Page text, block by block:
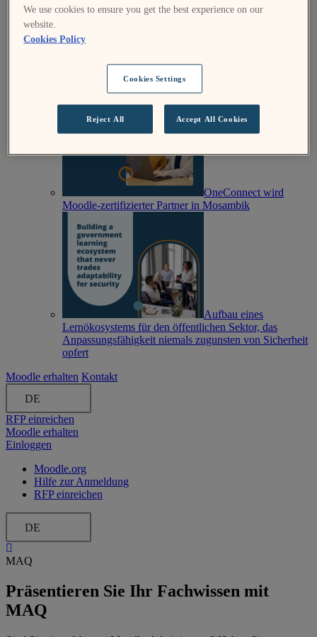
OneConnect wird
Moodle-zertifizierter Partner in Mosambik
Aufbau eines
Lernökosystems für den öffentlichen Sektor, das
Anpassungsfähigkeit niemals zugunsten von Sicherheit
opfert
Moodle erhalten Kontakt
DE
RFP einreichen
Moodle erhalten
Einloggen
Moodle.org
Hilfe zur Anmeldung
RFP einreichen
DE
MAQ
Präsentieren Sie Ihr Fachwissen mit
MAQ
We use cookies to ensure you get the best experience on our
website.
Cookies Policy
Cookies Settings
Reject All Accept All Cookies